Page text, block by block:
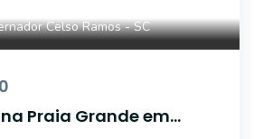
Celso Ramos - SC
Praia Grande em